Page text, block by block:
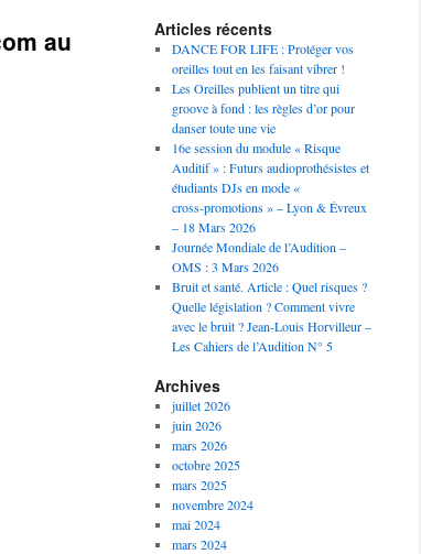
au
Articles récents
DANCE FOR LIFE : Protéger vos
oreilles tout en les faisant vibrer !
Les Oreilles publient un titre qui
groove à fond : les règles d’or pour
danser toute une vie
16e session du module « Risque
Auditif » : Futurs audioprothésistes et
étudiants DJs en mode «
cross‑promotions » – Lyon & Évreux
– 18 Mars 2026
Journée Mondiale de l’Audition –
OMS : 3 Mars 2026
Bruit et santé. Article : Quel risques ?
Quelle législation ? Comment vivre
avec le bruit ? Jean-Louis Horvilleur –
Les Cahiers de l’Audition N° 5
Archives
juillet 2026
juin 2026
mars 2026
octobre 2025
mars 2025
novembre 2024
mai 2024
mars 2024